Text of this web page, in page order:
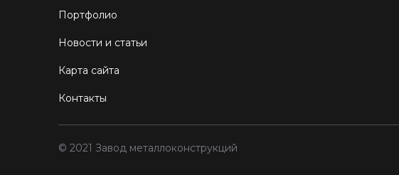
Портфолио
Новости и статьи
Карта сайта
Контакты
© 2021 Завод металлоконструкций